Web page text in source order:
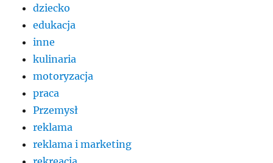
dziecko
edukacja
inne
kulinaria
motoryzacja
praca
Przemysł
reklama
reklama i marketing